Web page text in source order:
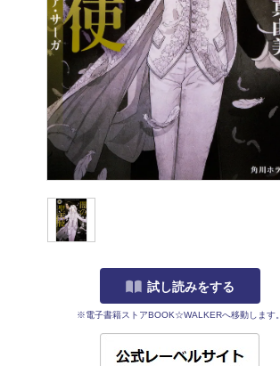
試し読みをする
※電子書籍ストアBOOK☆WALKERへ移動します。